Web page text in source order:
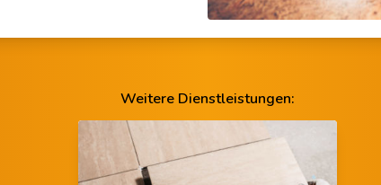
Weitere Dienstleistungen: